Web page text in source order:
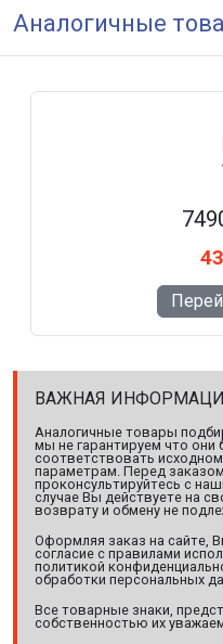
Аналогичные
ВАЖНАЯ
Аналогичные товары
мы не гарантируем что они
соответствовать
параметрам. Перед
проконсультируйтесь с
случае Вы действуете на
возврату и обмену не
Оформляя заказ на сайте,
согласие с правилами
политикой
обработки персональных
Все товарные знаки,
собственностью их